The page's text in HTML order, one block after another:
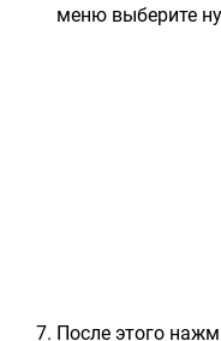
меню выберите
После этого